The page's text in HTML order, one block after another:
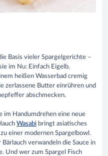
Basis vieler Spargelgerichte –
im Nu: Einfach Eigelb,
heißen Wasserbad cremig
zerlassene Butter einrühren und
abschmecken.
im Handumdrehen eine neue
Wasabi bringt asiatisches
einer modernen Spargelbowl.
verwandeln die Sauce in
Und wer zum Spargel Fisch